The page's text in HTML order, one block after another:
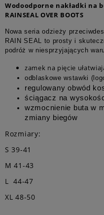
Wodoodporne nakładki na
RAINSEAL OVER BOOTS
Nowa seria odzieży
RAIN SEAL to prosty i
podróż w niesprzyjających
zamek na pięcie
odblaskowe wstawki
regulowany obwód
ściągacz na
wzmocnienie buta w
zmiany biegów
Rozmiary:
S 39-41
M 41-43
L 44-47
XL 48-50